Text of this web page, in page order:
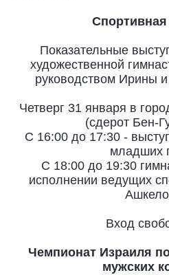
Показательные
художественной
руководством Ирины
Четверг 31 января в
(сдерот Бен-
С 16:00 до 17:30 -
младших
С 18:00 до 19:30
исполнении ведущих
Вход
Чемпионат Израиля
мужских